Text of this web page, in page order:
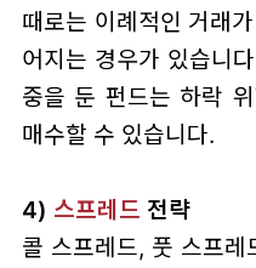
때로는 이례적인 거래
어지는 경우가 있습니
중을 둔 펀드는 하락
매수할 수 있습니다.
4) 스프레드 전략
콜 스프레드, 풋 스프